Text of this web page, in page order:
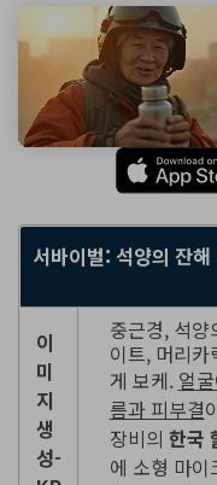
서바이벌: 석양의
이
미
지
생
성-
중근경, 석
이트, 머리
게 보케. 얼
름과 피부결
장비의 한국
에 소형 마